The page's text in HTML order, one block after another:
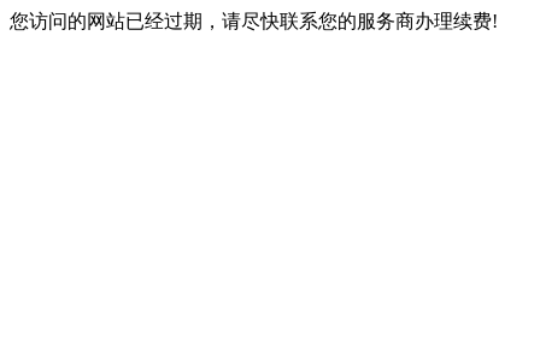
您访问的网站已经过期，请尽快联系您的服务商办理续费!